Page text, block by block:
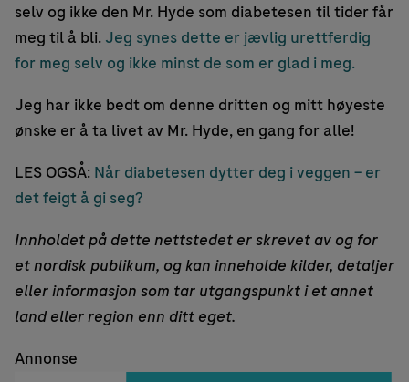
selv og ikke den Mr. Hyde som diabetesen til tider får
meg til å bli. Jeg synes dette er jævlig urettferdig
for meg selv og ikke minst de som er glad i meg.
Jeg har ikke bedt om denne dritten og mitt høyeste
ønske er å ta livet av Mr. Hyde, en gang for alle!
LES OGSÅ: Når diabetesen dytter deg i veggen – er
det feigt å gi seg?
Innholdet på dette nettstedet er skrevet av og for
et nordisk publikum, og kan inneholde kilder, detaljer
eller informasjon som tar utgangspunkt i et annet
land eller region enn ditt eget.
Annonse